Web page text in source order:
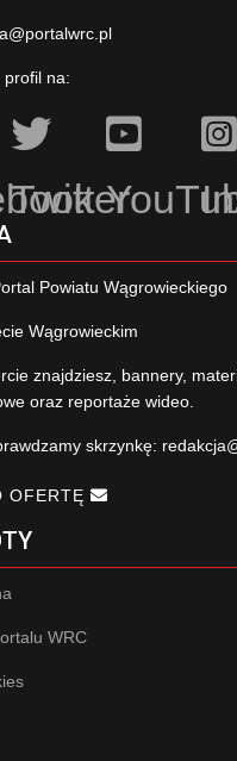
na:
Twitter
Powiatu Wągrowieckiego
Wągrowieckim
znajdziesz, bannery,
oraz reportaże wideo.
skrzynkę:
OFERTĘ
WRC